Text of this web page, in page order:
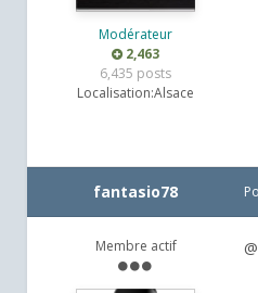
Modérateur
2,463
6,435 posts
Localisation:Alsace
fantasio78
Membre actif